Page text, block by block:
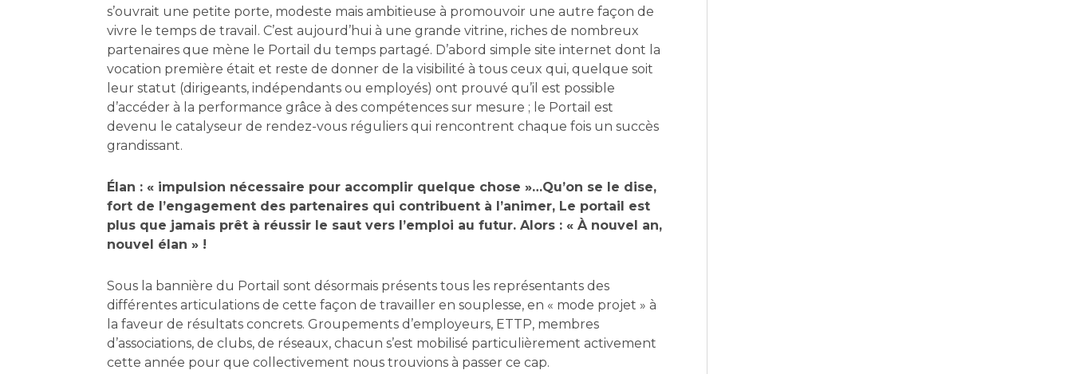
s’ouvrait une petite porte, modeste mais ambitieuse à promouvoir une autre façon de
vivre le temps de travail. C’est aujourd’hui à une grande vitrine, riches de nombreux
partenaires que mène le Portail du temps partagé. D’abord simple site internet dont la
vocation première était et reste de donner de la visibilité à tous ceux qui, quelque soit
leur statut (dirigeants, indépendants ou employés) ont prouvé qu’il est possible
d’accéder à la performance grâce à des compétences sur mesure ; le Portail est
devenu le catalyseur de rendez-vous réguliers qui rencontrent chaque fois un succès
grandissant.
Élan : « impulsion nécessaire pour accomplir quelque chose »…Qu’on se le dise,
fort de l’engagement des partenaires qui contribuent à l’animer, Le portail est
plus que jamais prêt à réussir le saut vers l’emploi au futur. Alors : « À nouvel an,
nouvel élan » !
Sous la bannière du Portail sont désormais présents tous les représentants des
différentes articulations de cette façon de travailler en souplesse, en « mode projet » à
la faveur de résultats concrets. Groupements d’employeurs, ETTP, membres
d’associations, de clubs, de réseaux, chacun s’est mobilisé particulièrement activement
cette année pour que collectivement nous trouvions à passer ce cap.